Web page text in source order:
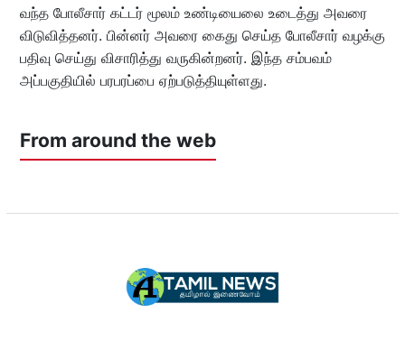
வந்த போலீசார் கட்டர் மூலம் உண்டியைலை உடைத்து அவரை
விடுவித்தனர். பின்னர் அவரை கைது செய்த போலீசார் வழக்கு
பதிவு செய்து விசாரித்து வருகின்றனர். இந்த சம்பவம்
அப்பகுதியில் பரபரப்பை ஏற்படுத்தியுள்ளது.
From around the web